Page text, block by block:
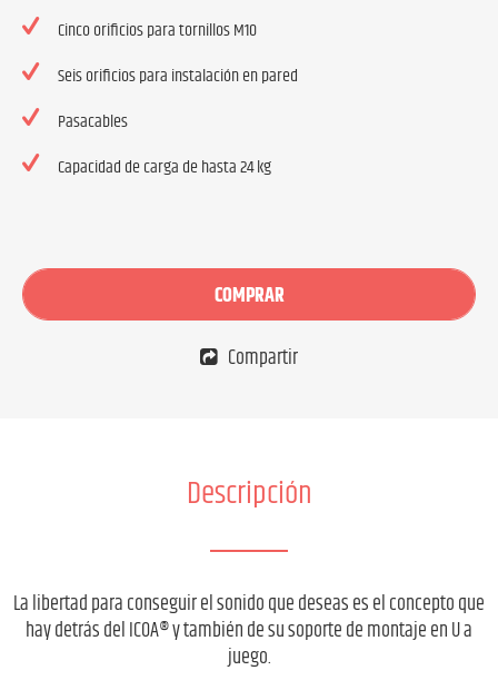
Cinco orificios para tornillos M10
Seis orificios para instalación en pared
Pasacables
Capacidad de carga de hasta 24 kg
COMPRAR
Compartir
Descripción
La libertad para conseguir el sonido que deseas es el concepto que
hay detrás del ICOA® y también de su soporte de montaje en U a
juego.